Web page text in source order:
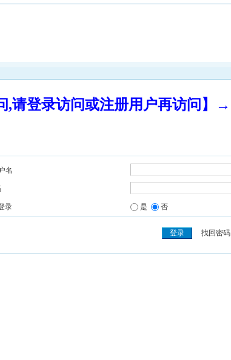
,请登录访问或注册用户再访问】→
名
录 是 否
找回密码